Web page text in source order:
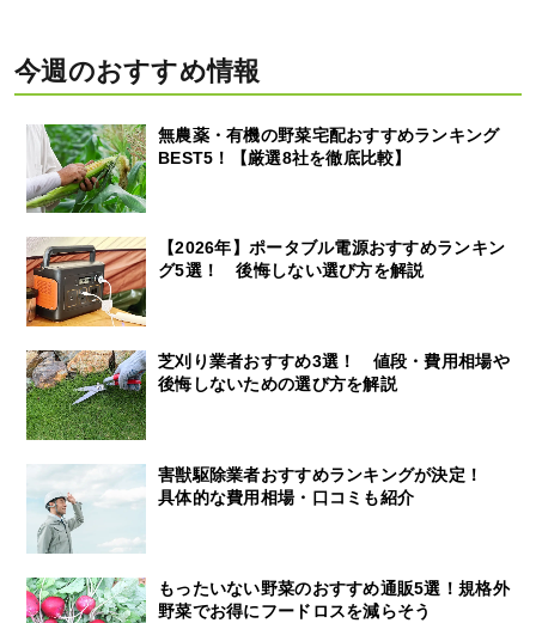
今週のおすすめ情報
無農薬・有機の野菜宅配おすすめランキング
BEST5！【厳選8社を徹底比較】
【2026年】ポータブル電源おすすめランキン
グ5選！ 後悔しない選び方を解説
芝刈り業者おすすめ3選！ 値段・費用相場や
後悔しないための選び方を解説
害獣駆除業者おすすめランキングが決定！
具体的な費用相場・口コミも紹介
もったいない野菜のおすすめ通販5選！規格外
野菜でお得にフードロスを減らそう